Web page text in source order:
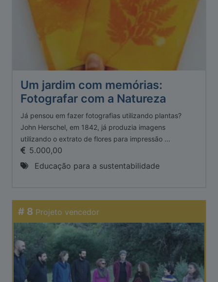
Um jardim com memórias:
Fotografar com a Natureza
Já pensou em fazer fotografias utilizando plantas?
John Herschel, em 1842, já produzia imagens
utilizando o extrato de flores para impressão ...
5.000,00
Educação para a sustentabilidade
# 8 Projeto vencedor